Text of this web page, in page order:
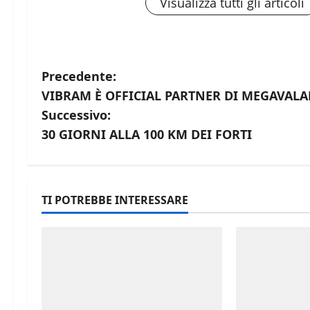
N
a
v
g
Precedente:
VIBRAM È OFFICIAL PARTNER DI
Successivo:
30 GIORNI ALLA 100 KM DEI FORTI
TI POTREBBE INTERESSARE